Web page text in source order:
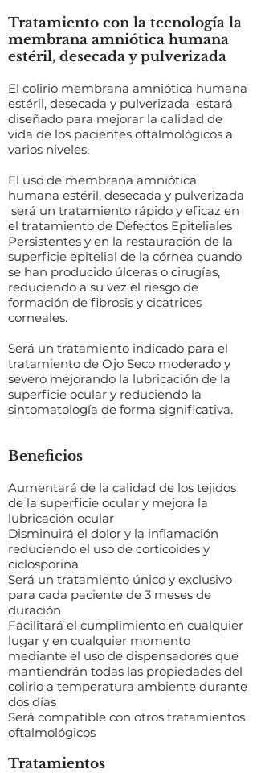
Tratamiento con la tecnología la
membrana amniótica humana
estéril, desecada y pulverizada
El colirio membrana amniótica humana
estéril, desecada y pulverizada estará
diseñado para mejorar la calidad de
vida de los pacientes oftalmológicos a
varios niveles.
El uso de membrana amniótica
humana estéril, desecada y pulverizada
será un tratamiento rápido y eficaz en
el tratamiento de Defectos Epiteliales
Persistentes y en la restauración de la
superficie epitelial de la córnea cuando
se han producido úlceras o cirugías,
reduciendo a su vez el riesgo de
formación de fibrosis y cicatrices
corneales.
Será un tratamiento indicado para el
tratamiento de Ojo Seco moderado y
severo mejorando la lubricación de la
superficie ocular y reduciendo la
sintomatología de forma significativa.
Beneficios
Aumentará de la calidad de los tejidos
de la superficie ocular y mejora la
lubricación ocular
Disminuirá el dolor y la inflamación
reduciendo el uso de corticoides y
ciclosporina
Será un tratamiento único y exclusivo
para cada paciente de 3 meses de
duración
Facilitará el cumplimiento en cualquier
lugar y en cualquier momento
mediante el uso de dispensadores que
mantiendrán todas las propiedades del
colirio a temperatura ambiente durante
dos días
Será compatible con otros tratamientos
oftalmológicos
Tratamientos